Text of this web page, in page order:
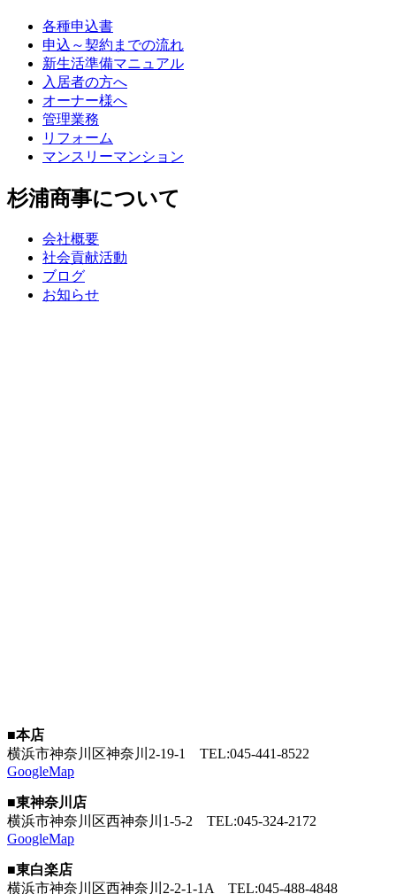
各種申込書
申込～契約までの流れ
新生活準備マニュアル
入居者の方へ
オーナー様へ
管理業務
リフォーム
マンスリーマンション
杉浦商事について
会社概要
社会貢献活動
ブログ
お知らせ
■本店
横浜市神奈川区神奈川2-19-1 TEL:045-441-8522
GoogleMap
■東神奈川店
横浜市神奈川区西神奈川1-5-2 TEL:045-324-2172
GoogleMap
■東白楽店
横浜市神奈川区西神奈川2-2-1-1A TEL:045-488-4848